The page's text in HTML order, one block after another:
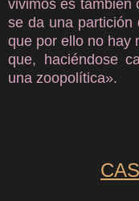
vivimos es también
se da una partición
que por ello no hay
que, haciéndose
una zoopolítica».